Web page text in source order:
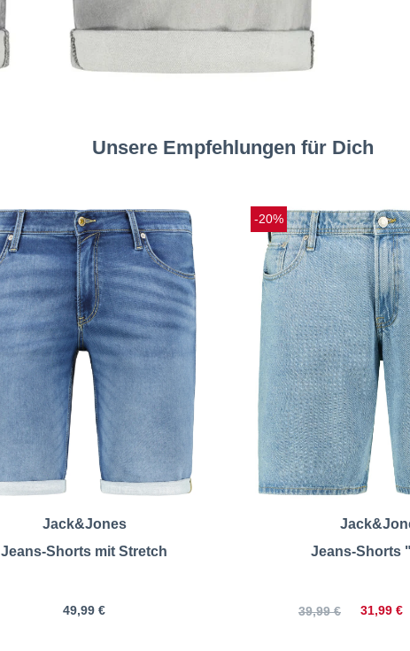
Unsere Empfehlungen für Dich
Jack&Jones
Jeans-Shorts mit Stretch
49,99 €
Jeans-Shorts
31,99 €
39,99 €
-20%